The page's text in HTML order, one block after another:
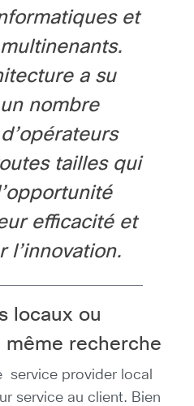
et
a su
nombre
tailles qui
efficacité et
l’innovation.
locaux ou
recherche
service provider local
service au client. Bien